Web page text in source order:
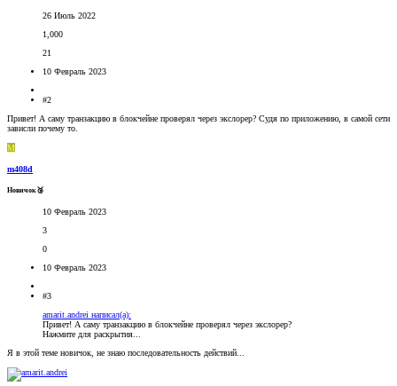
26 Июль 2022
1,000
21
10 Февраль 2023
#2
Привет! А саму транзакцию в блокчейне проверял через экслорер? Судя по приложению, в самой сети
зависли почему то.
M
m408d
Новичок🥉
10 Февраль 2023
3
0
10 Февраль 2023
#3
amarit.andrei написал(а):
Привет! А саму транзакцию в блокчейне проверял через экслорер?
Нажмите для раскрытия...
Я в этой теме новичок, не знаю последовательность действий...